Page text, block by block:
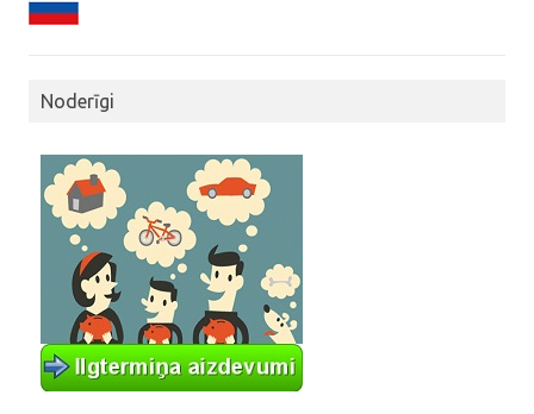
Noderīgi